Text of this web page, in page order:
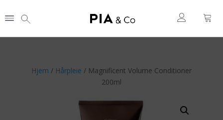
Hjem / Hårpleie / Magnificent Volume Conditioner
200ml